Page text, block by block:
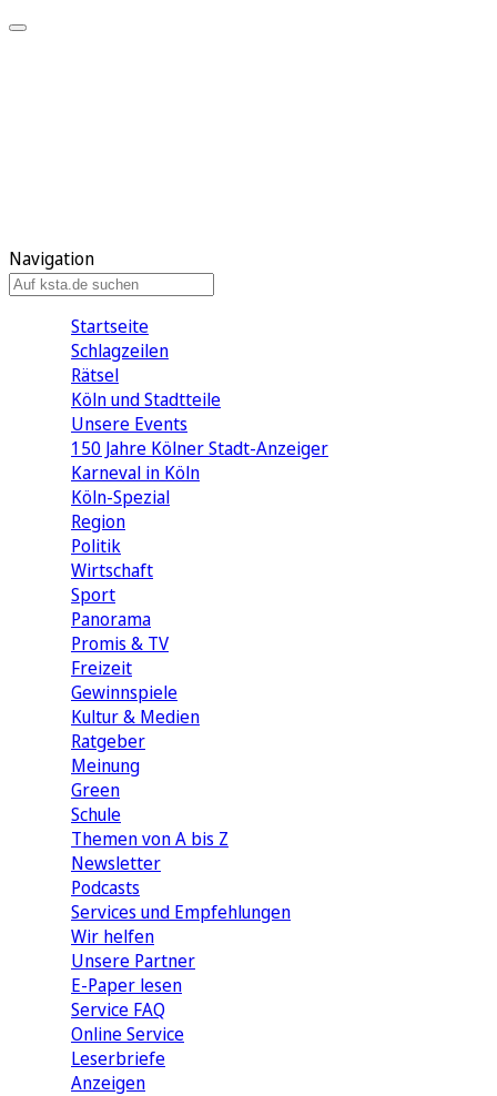
Navigation
Startseite
Schlagzeilen
Rätsel
Köln und Stadtteile
Unsere Events
150 Jahre Kölner Stadt-Anzeiger
Karneval in Köln
Köln-Spezial
Region
Politik
Wirtschaft
Sport
Panorama
Promis & TV
Freizeit
Gewinnspiele
Kultur & Medien
Ratgeber
Meinung
Green
Schule
Themen von A bis Z
Newsletter
Podcasts
Services und Empfehlungen
Wir helfen
Unsere Partner
E-Paper lesen
Service FAQ
Online Service
Leserbriefe
Anzeigen